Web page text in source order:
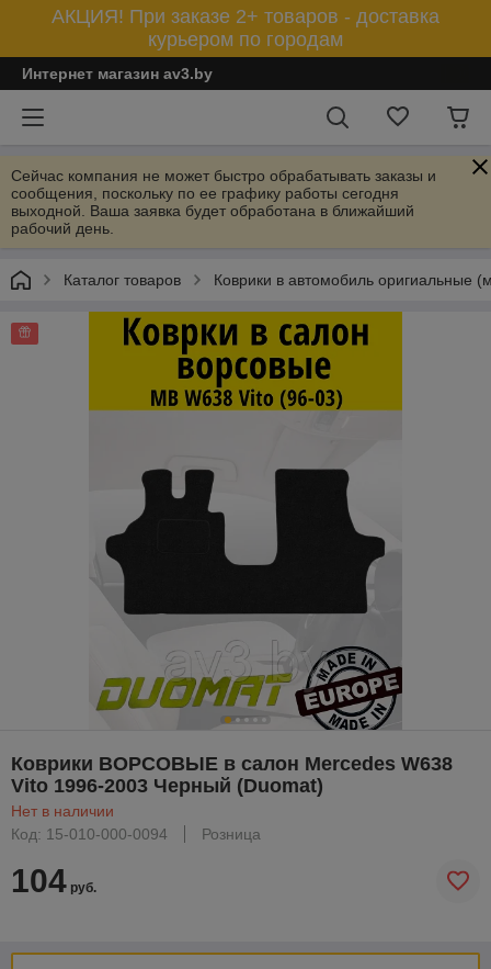
АКЦИЯ! При заказе 2+ товаров - доставка
курьером по городам
Интернет магазин av3.by
Сейчас компания не может быстро обрабатывать заказы и
сообщения, поскольку по ее графику работы сегодня
выходной. Ваша заявка будет обработана в ближайший
рабочий день.
Каталог товаров Коврики в автомобиль оригиальные
Коврики ВОРСОВЫЕ в салон Mercedes W638
Vito 1996-2003 Черный (Duomat)
Нет в наличии
Код: 15-010-000-0094
Розница
104 руб.